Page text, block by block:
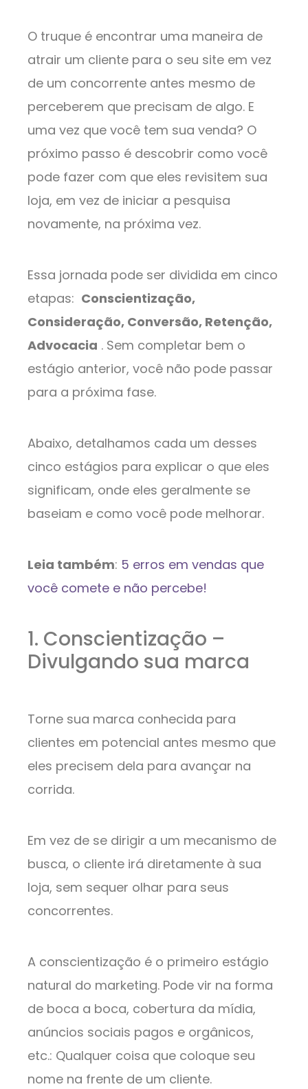
O truque é encontrar uma maneira de
atrair um cliente para o seu site em vez
de um concorrente antes mesmo de
perceberem que precisam de algo. E
uma vez que você tem sua venda? O
próximo passo é descobrir como você
pode fazer com que eles revisitem sua
loja, em vez de iniciar a pesquisa
novamente, na próxima vez.
Essa jornada pode ser dividida em cinco
etapas: Conscientização,
Consideração, Conversão, Retenção,
Advocacia . Sem completar bem o
estágio anterior, você não pode passar
para a próxima fase.
Abaixo, detalhamos cada um desses
cinco estágios para explicar o que eles
significam, onde eles geralmente se
baseiam e como você pode melhorar.
Leia também: 5 erros em vendas que
você comete e não percebe!
1. Conscientização –
Divulgando sua marca
Torne sua marca conhecida para
clientes em potencial antes mesmo que
eles precisem dela para avançar na
corrida.
Em vez de se dirigir a um mecanismo de
busca, o cliente irá diretamente à sua
loja, sem sequer olhar para seus
concorrentes.
A conscientização é o primeiro estágio
natural do marketing. Pode vir na forma
de boca a boca, cobertura da mídia,
anúncios sociais pagos e orgânicos,
etc.: Qualquer coisa que coloque seu
nome na frente de um cliente.